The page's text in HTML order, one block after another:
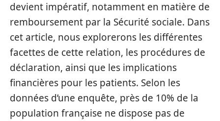
devient impératif, notamment en matière de
remboursement par la Sécurité sociale. Dans
cet article, nous explorerons les différentes
facettes de cette relation, les procédures de
déclaration, ainsi que les implications
financières pour les patients. Selon les
données d’une enquête, près de 10% de la
population française ne dispose pas de